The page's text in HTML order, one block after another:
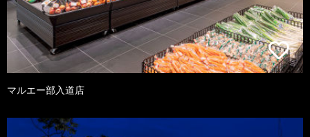
マルエー部入道店